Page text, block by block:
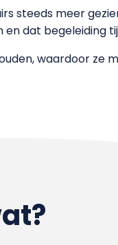
steeds meer
dat begeleiding
waardoor ze